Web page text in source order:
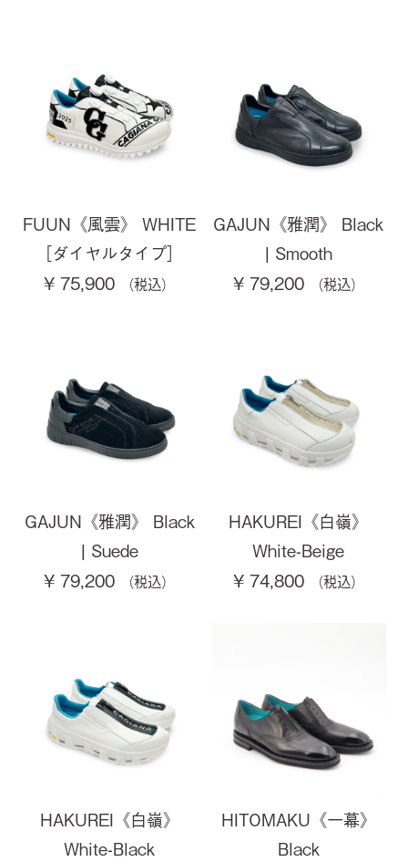
FUUN《風雲》 WHITE
［ダイヤルタイプ］
¥ 75,900
GAJUN《雅潤》 Black
| Smooth
¥ 79,200
GAJUN《雅潤》 Black
| Suede
¥ 79,200
HAKUREI《白嶺》
White-Beige
¥ 74,800
HAKUREI《白嶺》
White-Black
HITOMAKU《一幕》
Black